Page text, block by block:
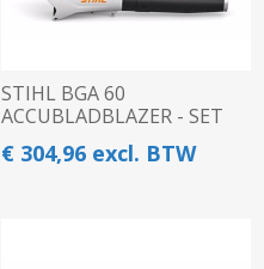
STIHL BGA 60
ACCUBLADBLAZER - SET
€ 304,96 excl. BTW